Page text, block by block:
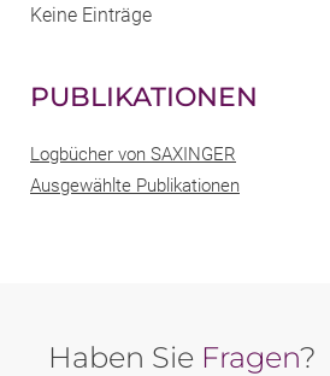
Keine Einträge
PUBLIKATIONEN
Logbücher von SAXINGER
Ausgewählte Publikationen
Haben Sie Fragen?